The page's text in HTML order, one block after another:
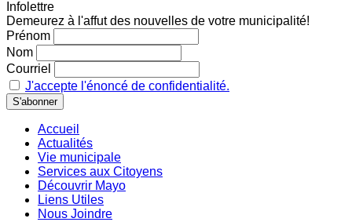
Infolettre
Demeurez à l'affut des nouvelles de votre municipalité!
Prénom
Nom
Courriel
J'accepte l'énoncé de confidentialité.
Accueil
Actualités
Vie municipale
Services aux Citoyens
Découvrir Mayo
Liens Utiles
Nous Joindre